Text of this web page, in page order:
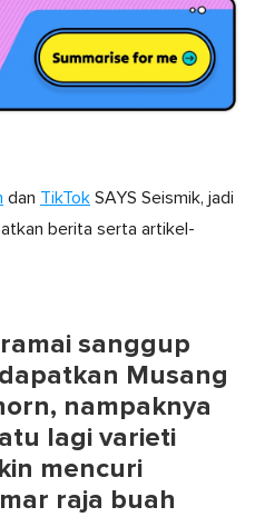
dan TikTok SAYS Seismik, jadi
berita serta artikel-
sanggup
Musang
nampaknya
lagi varieti
mencuri
raja buah